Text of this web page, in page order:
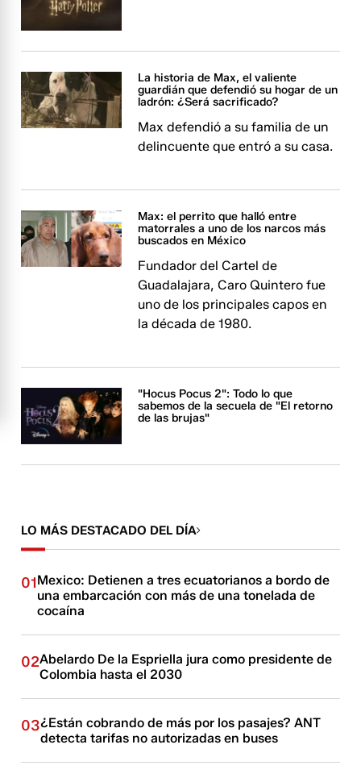
La historia de Max, el valiente
guardián que defendió su hogar de un
ladrón: ¿Será sacrificado?
Max defendió a su familia de un
delincuente que entró a su casa.
Max: el perrito que halló entre
matorrales a uno de los narcos más
buscados en México
Fundador del Cartel de
Guadalajara, Caro Quintero fue
uno de los principales capos en
la década de 1980.
"Hocus Pocus 2": Todo lo que
sabemos de la secuela de "El retorno
de las brujas"
LO MÁS DESTACADO DEL DÍA
01Mexico: Detienen a tres ecuatorianos a bordo de
una embarcación con más de una tonelada de
cocaína
02Abelardo De la Espriella jura como presidente de
Colombia hasta el 2030
03¿Están cobrando de más por los pasajes? ANT
detecta tarifas no autorizadas en buses